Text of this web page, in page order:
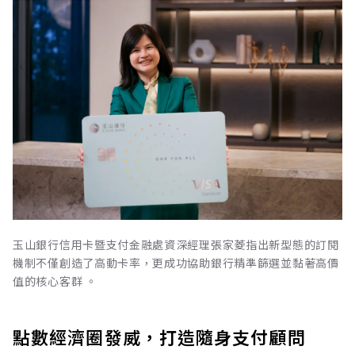
玉山銀行信用卡暨支付金融處資深經理張家菱指出新型態的訂閱
機制不僅創造了高動卡率，更成功協助銀行精準篩選並黏著高價
值的核心客群 。
點數經濟圈發威，打造隨身支付顧問